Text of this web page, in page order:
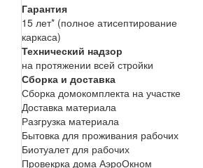
Гарантия
15 лет* (полное атисептирование
каркаса)
Технический надзор
на протяжении всей стройки
Сборка и доставка
Сборка домокомплекта на участке
Доставка материала
Разгрузка материала
Бытовка для проживания рабочих
Биотуалет для рабочих
Провекрка дома АэроОкном